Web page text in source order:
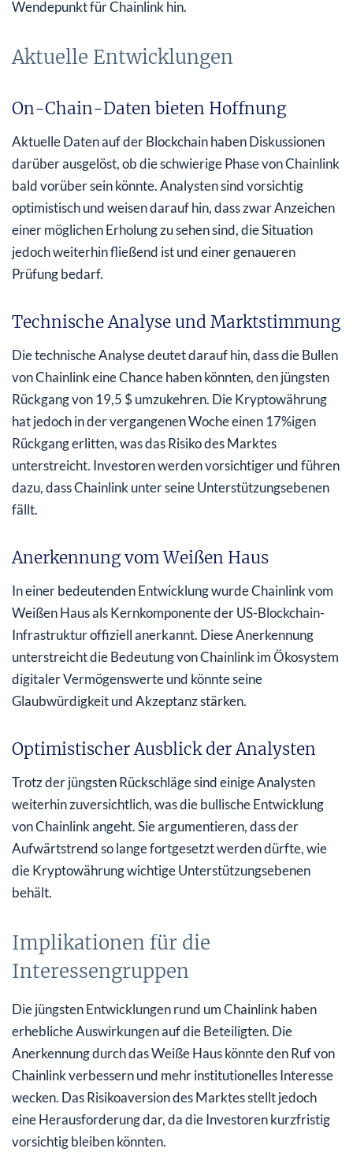
Wendepunkt für Chainlink hin.
Aktuelle Entwicklungen
On-Chain-Daten bieten Hoffnung
Aktuelle Daten auf der Blockchain haben Diskussionen
darüber ausgelöst, ob die schwierige Phase von Chainlink
bald vorüber sein könnte. Analysten sind vorsichtig
optimistisch und weisen darauf hin, dass zwar Anzeichen
einer möglichen Erholung zu sehen sind, die Situation
jedoch weiterhin fließend ist und einer genaueren
Prüfung bedarf.
Technische Analyse und Marktstimmung
Die technische Analyse deutet darauf hin, dass die Bullen
von Chainlink eine Chance haben könnten, den jüngsten
Rückgang von 19,5 $ umzukehren. Die Kryptowährung
hat jedoch in der vergangenen Woche einen 17%igen
Rückgang erlitten, was das Risiko des Marktes
unterstreicht. Investoren werden vorsichtiger und führen
dazu, dass Chainlink unter seine Unterstützungsebenen
fällt.
Anerkennung vom Weißen Haus
In einer bedeutenden Entwicklung wurde Chainlink vom
Weißen Haus als Kernkomponente der US-Blockchain-
Infrastruktur offiziell anerkannt. Diese Anerkennung
unterstreicht die Bedeutung von Chainlink im Ökosystem
digitaler Vermögenswerte und könnte seine
Glaubwürdigkeit und Akzeptanz stärken.
Optimistischer Ausblick der Analysten
Trotz der jüngsten Rückschläge sind einige Analysten
weiterhin zuversichtlich, was die bullische Entwicklung
von Chainlink angeht. Sie argumentieren, dass der
Aufwärtstrend so lange fortgesetzt werden dürfte, wie
die Kryptowährung wichtige Unterstützungsebenen
behält.
Implikationen für die
Interessengruppen
Die jüngsten Entwicklungen rund um Chainlink haben
erhebliche Auswirkungen auf die Beteiligten. Die
Anerkennung durch das Weiße Haus könnte den Ruf von
Chainlink verbessern und mehr institutionelles Interesse
wecken. Das Risikoaversion des Marktes stellt jedoch
eine Herausforderung dar, da die Investoren kurzfristig
vorsichtig bleiben könnten.